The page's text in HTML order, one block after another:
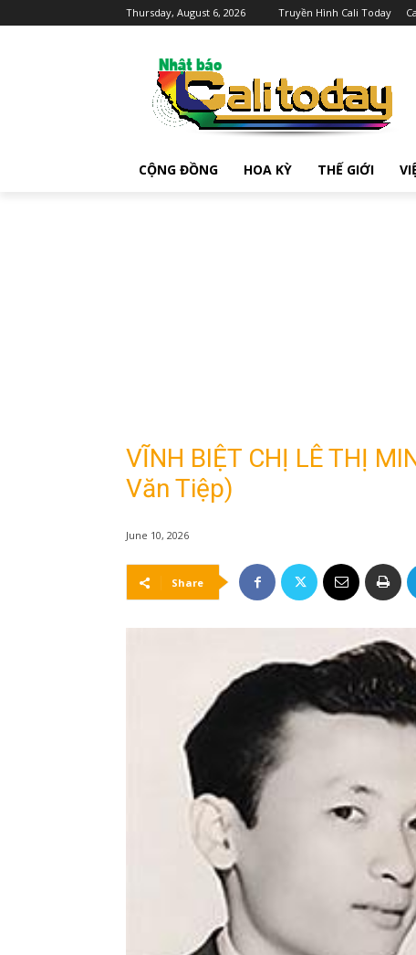
Thursday, August 6, 2026 Truyền Hình Cali Today
CỘNG ĐỒNG HOA KỲ THẾ GIỚI
VĨNH BIỆT CHỊ LÊ THỊ
Văn Tiệp)
June 10, 2026
Share